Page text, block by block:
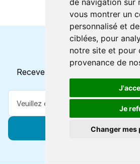
de navigation sur
vous montrer un
personnalisé et
ciblées, pour
notre site et pour
provenance de
Je
Changer mes
Horaires et
Recevez toutes les mises à jour
S'abonner